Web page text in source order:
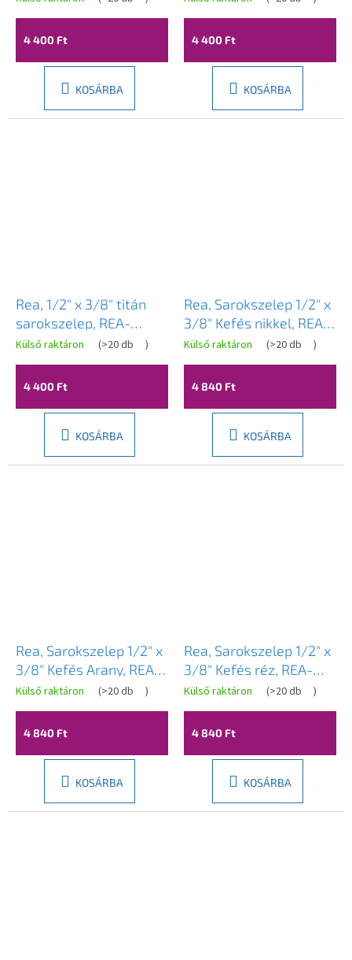
4 400 Ft
KOSÁRBA
4 400 Ft
KOSÁRBA
Rea, 1/2" x 3/8" titán
sarokszelep, REA-
03606
Külső raktáron (>20 db )
4 400 Ft
KOSÁRBA
Rea, Sarokszelep 1/2" x
3/8" Kefés nikkel, REA-
03607
Külső raktáron (>20 db )
4 840 Ft
KOSÁRBA
Rea, Sarokszelep 1/2" x
3/8" Kefés Arany, REA-
03604
Külső raktáron (>20 db )
4 840 Ft
KOSÁRBA
Rea, Sarokszelep 1/2" x
3/8" Kefés réz, REA-
03605
Külső raktáron (>20 db )
4 840 Ft
KOSÁRBA